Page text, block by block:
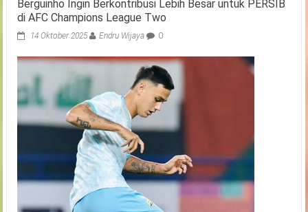
Berguinho Ingin Berkontribusi Lebih Besar untuk PERSIB
di AFC Champions League Two
14 Oktober 2025 Endru Wijaya 0